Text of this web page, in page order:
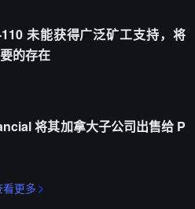
未能获得广泛矿工支持，将
的存在
将其加拿大子公司出售给 P
看更多